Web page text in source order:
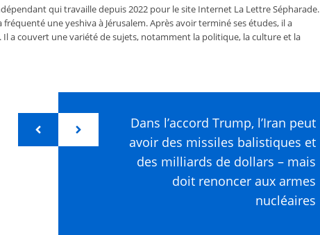
qui travaille depuis 2022 pour le site Internet La Lettre Sépharade.
une yeshiva à Jérusalem. Après avoir terminé ses études, il a
a couvert une variété de sujets, notamment la politique, la culture et la
Dans l’accord Trump, l’Iran peut
avoir des missiles balistiques et
des milliards de dollars – mais
doit renoncer aux armes
nucléaires